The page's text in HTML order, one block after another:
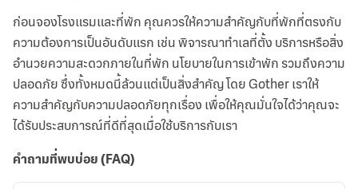
ก่อนจองโรงแรมและที่พัก คุณควรให้ความสำคัญกับที่พักที่ตรงกับ
ความต้องการเป็นอันดับแรก เช่น พิจารณาทำเลที่ตั้ง บริการหรือสิ่ง
อำนวยความสะดวกภายในที่พัก นโยบายในการเข้าพัก รวมถึงความ
ปลอดภัย ซึ่งทั้งหมดนี้ล้วนแต่เป็นสิ่งสำคัญ โดย Gother เราให้
ความสำคัญกับความปลอดภัยทุกเรื่อง เพื่อให้คุณมั่นใจได้ว่าคุณจะ
ได้รับประสบการณ์ที่ดีที่สุดเมื่อใช้บริการกับเรา
คำถามที่พบบ่อย (FAQ)